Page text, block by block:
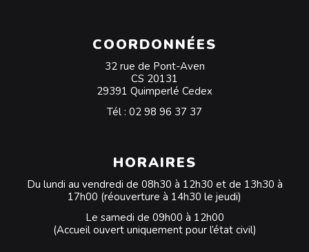
COORDONNÉES
32 rue de Pont-Aven
CS 20131
29391 Quimperlé Cedex
Tél : 02 98 96 37 37
HORAIRES
Du lundi au vendredi de 08h30 à 12h30 et de 13h30 à
17h00 (réouverture à 14h30 le jeudi)
Le samedi de 09h00 à 12h00
(Accueil ouvert uniquement pour l’état civil)